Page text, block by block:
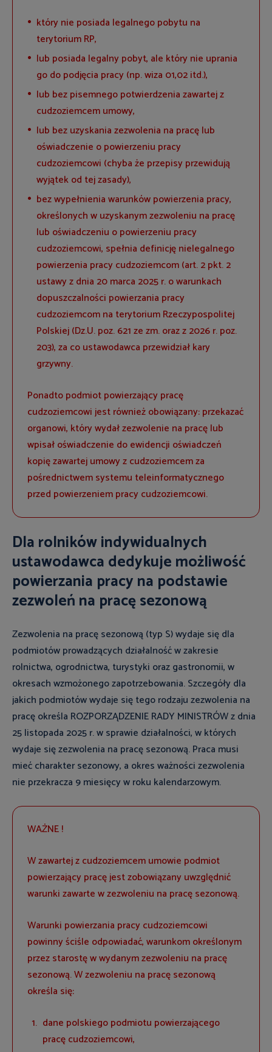
który nie posiada legalnego pobytu na
terytorium RP,
lub posiada legalny pobyt, ale który nie uprania
go do podjęcia pracy (np. wiza 01,02 itd.),
lub bez pisemnego potwierdzenia zawartej z
cudzoziemcem umowy,
lub bez uzyskania zezwolenia na pracę lub
oświadczenie o powierzeniu pracy
cudzoziemcowi (chyba że przepisy przewidują
wyjątek od tej zasady),
bez wypełnienia warunków powierzenia pracy,
określonych w uzyskanym zezwoleniu na pracę
lub oświadczeniu o powierzeniu pracy
cudzoziemcowi, spełnia definicję nielegalnego
powierzenia pracy cudzoziemcom (art. 2 pkt. 2
ustawy z dnia 20 marca 2025 r. o warunkach
dopuszczalności powierzania pracy
cudzoziemcom na terytorium Rzeczypospolitej
Polskiej (Dz.U. poz. 621 ze zm. oraz z 2026 r. poz.
203), za co ustawodawca przewidział kary
grzywny.
Ponadto podmiot powierzający pracę
cudzoziemcowi jest również obowiązany: przekazać
organowi, który wydał zezwolenie na pracę lub
wpisał oświadczenie do ewidencji oświadczeń
kopię zawartej umowy z cudzoziemcem za
pośrednictwem systemu teleinformatycznego
przed powierzeniem pracy cudzoziemcowi.
Dla rolników indywidualnych
ustawodawca dedykuje możliwość
powierzania pracy na podstawie
zezwoleń na pracę sezonową
Zezwolenia na pracę sezonową (typ S) wydaje się dla
podmiotów prowadzących działalność w zakresie
rolnictwa, ogrodnictwa, turystyki oraz gastronomii, w
okresach wzmożonego zapotrzebowania. Szczegóły dla
jakich podmiotów wydaje się tego rodzaju zezwolenia na
pracę określa ROZPORZĄDZENIE RADY MINISTRÓW z dnia
25 listopada 2025 r. w sprawie działalności, w których
wydaje się zezwolenia na pracę sezonową. Praca musi
mieć charakter sezonowy, a okres ważności zezwolenia
nie przekracza 9 miesięcy w roku kalendarzowym.
WAŻNE !
W zawartej z cudzoziemcem umowie podmiot
powierzający pracę jest zobowiązany uwzględnić
warunki zawarte w zezwoleniu na pracę sezonową.
Warunki powierzania pracy cudzoziemcowi
powinny ściśle odpowiadać, warunkom określonym
przez starostę w wydanym zezwoleniu na pracę
sezonową. W zezwoleniu na pracę sezonową
określa się:
dane polskiego podmiotu powierzającego
pracę cudzoziemcowi,